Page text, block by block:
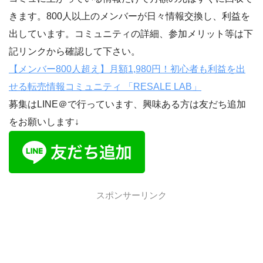
きます。800人以上のメンバーが日々情報交換し、利益を
出しています。コミュニティの詳細、参加メリット等は下
記リンクから確認して下さい。
【メンバー800人超え】月額1,980円！初心者も利益を出
せる転売情報コミュニティ 「RESALE LAB」
募集はLINE＠で行っています、興味ある方は友だち追加
をお願いします↓
スポンサーリンク